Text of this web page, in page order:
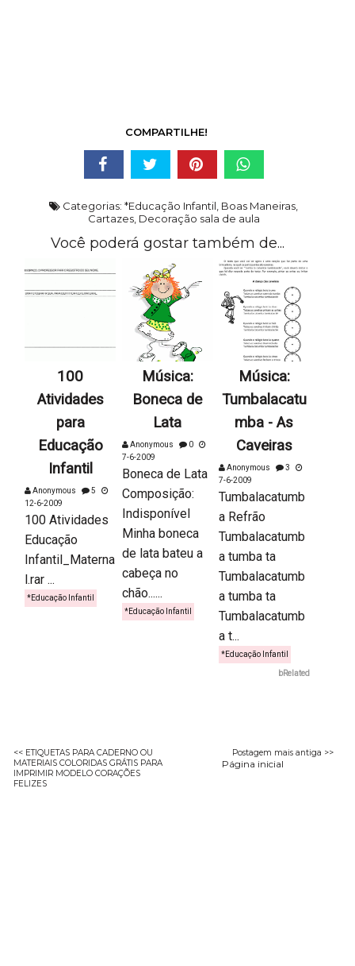
COMPARTILHE!
Categorias:*Educação Infantil Boas Maneiras
Cartazes, Decoração sala de aula
Você poderá gostar também de...
100
Atividades
para
Educação
Infantil
Anonymous
5
12-6-2009
100 Atividades
Educação
Infantil_Materna
l.rar ...
*Educação Infantil
Música:
Boneca de
Lata
Anonymous
0
7-6-2009
Boneca de Lata
Composição:
Indisponível
Minha boneca
de lata bateu a
cabeça no
chão......
*Educação Infantil
Música:
Tumbalacatu
mba - As
Caveiras
Anonymous
3
7-6-2009
Tumbalacatumb
a Refrão
Tumbalacatumb
a tumba ta
Tumbalacatumb
a tumba ta
Tumbalacatumb
a t...
*Educação Infantil
bRelated
<< ETIQUETAS PARA CADERNO OU
MATERIAIS COLORIDAS GRÁTIS PARA
IMPRIMIR MODELO CORAÇÕES
FELIZES
Postagem mais antiga >>
Página inicial